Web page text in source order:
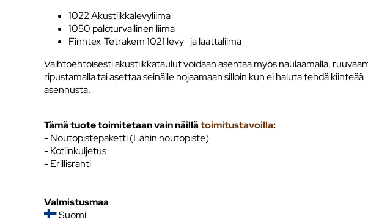
1022 Akustiikkalevyliima
1050 paloturvallinen liima
Finntex-Tetrakem 1021 levy- ja laattaliima
Vaihtoehtoisesti akustiikkataulut voidaan asentaa myös naulaamalla,
ripustamalla tai asettaa seinälle nojaamaan silloin kun ei haluta tehdä kiinteää
asennusta.
Tämä tuote toimitetaan vain näillätoimitustavoilla:
- Noutopistepaketti (Lähin noutopiste)
- Kotiinkuljetus
- Erillisrahti
Valmistusmaa
Suomi